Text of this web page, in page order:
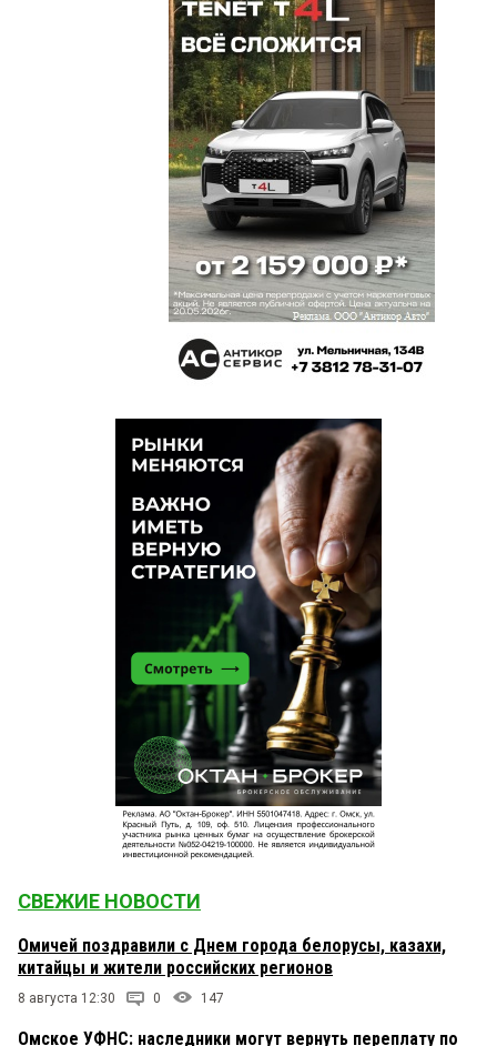
СВЕЖИЕ НОВОСТИ
Омичей поздравили с Днем города белорусы, казахи,
китайцы и жители российских регионов
8 августа 12:30 0 147
Омское УФНС: наследники могут вернуть переплату по